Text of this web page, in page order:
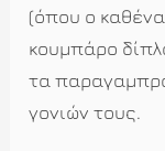
(όπου ο
κουμπάρο
τα
γονιών τους.